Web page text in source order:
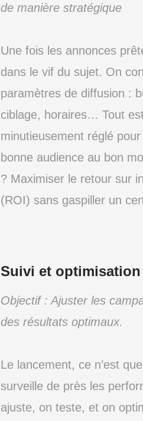
de manière stratégique
Une fois les annonces
dans le vif du sujet. On
paramètres de diffusion :
ciblage, horaires… Tout
minutieusement réglé
bonne audience au bon
? Maximiser le retour sur
(ROI) sans gaspiller un
Suivi et optimisation
Objectif : Ajuster les
des résultats optimaux.
Le lancement, ce n’est
surveille de près les
ajuste, on teste, et on